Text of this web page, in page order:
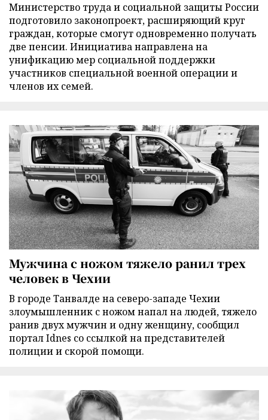
Министерство труда и социальной защиты России
подготовило законопроект, расширяющий круг
граждан, которые смогут одновременно получать
две пенсии. Инициатива направлена на
унификацию мер социальной поддержки
участников специальной военной операции и
членов их семей.
Мужчина с ножом тяжело ранил трех
человек в Чехии
В городе Танвалде на северо-западе Чехии
злоумышленник с ножом напал на людей, тяжело
ранив двух мужчин и одну женщину, сообщил
портал Idnes со ссылкой на представителей
полиции и скорой помощи.